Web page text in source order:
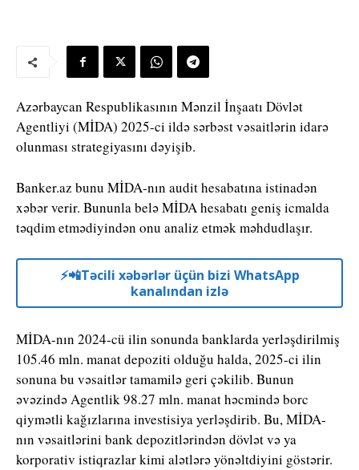
Azərbaycan Respublikasının Mənzil İnşaatı Dövlət
Agentliyi (MİDA) 2025-ci ildə sərbəst vəsaitlərin idarə
olunması strategiyasını dəyişib.
Banker.az bunu MİDA-nın audit hesabatına istinadən
xəbər verir. Bununla belə MİDA hesabatı geniş icmalda
təqdim etmədiyindən onu analiz etmək məhdudlaşır.
⚡️📲Təcili xəbərlər üçün bizi WhatsApp
kanalından izlə
MİDA-nın 2024-cü ilin sonunda banklarda yerləşdirilmiş
105.46 mln. manat depoziti olduğu halda, 2025-ci ilin
sonuna bu vəsaitlər tamamilə geri çəkilib. Bunun
əvəzində Agentlik 98.27 mln. manat həcmində borc
qiymətli kağızlarına investisiya yerləşdirib. Bu, MİDA-
nın vəsaitlərini bank depozitlərindən dövlət və ya
korporativ istiqrazlar kimi alətlərə yönəltdiyini göstərir.